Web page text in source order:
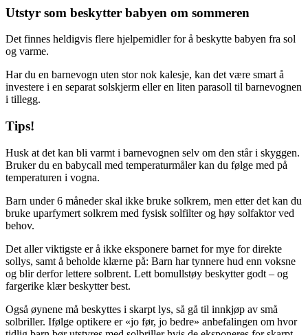
Utstyr som beskytter babyen om sommeren
Det finnes heldigvis flere hjelpemidler for å beskytte babyen fra sol
og varme.
Har du en barnevogn uten stor nok kalesje, kan det være smart å
investere i en separat solskjerm eller en liten parasoll til barnevognen
i tillegg.
Tips!
Husk at det kan bli varmt i barnevognen selv om den står i skyggen.
Bruker du en babycall med temperaturmåler kan du følge med på
temperaturen i vogna.
Barn under 6 måneder skal ikke bruke solkrem, men etter det kan du
bruke uparfymert solkrem med fysisk solfilter og høy solfaktor ved
behov.
Det aller viktigste er å ikke eksponere barnet for mye for direkte
sollys, samt å beholde klærne på: Barn har tynnere hud enn voksne
og blir derfor lettere solbrent. Lett bomullstøy beskytter godt – og
fargerike klær beskytter best.
Også øynene må beskyttes i skarpt lys, så gå til innkjøp av små
solbriller. Ifølge optikere er «jo før, jo bedre» anbefalingen om hvor